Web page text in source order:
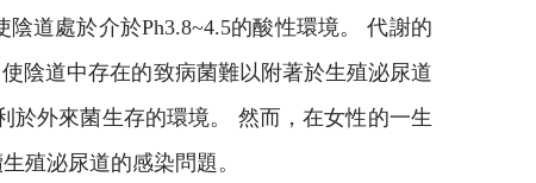
道處於介於Ph3.8~4.5的酸性環境。 代謝的
陰道中存在的致病菌難以附著於生殖泌尿道
於外來菌生存的環境。 然而，在女性的一生
殖泌尿道的感染問題。